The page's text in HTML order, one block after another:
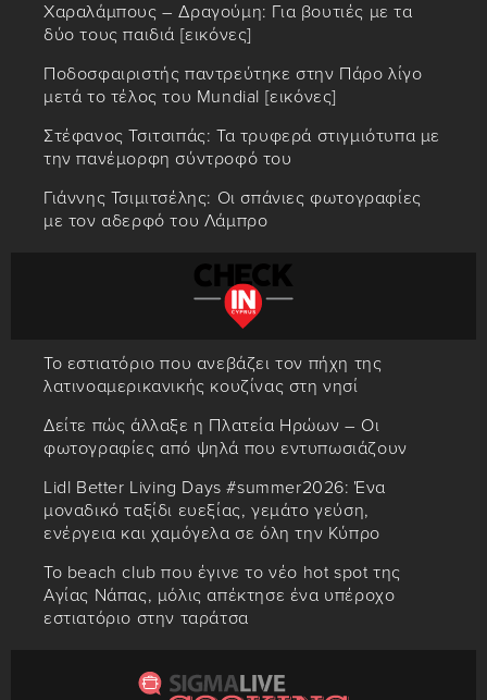
Χαραλάμπους – Δραγούμη: Για βουτιές με τα
δύο τους παιδιά [εικόνες]
Ποδοσφαιριστής παντρεύτηκε στην Πάρο λίγο
μετά το τέλος του Mundial [εικόνες]
Στέφανος Τσιτσιπάς: Τα τρυφερά στιγμιότυπα με
την πανέμορφη σύντροφό του
Γιάννης Τσιμιτσέλης: Οι σπάνιες φωτογραφίες
με τον αδερφό του Λάμπρο
Το εστιατόριο που ανεβάζει τον πήχη της
λατινοαμερικανικής κουζίνας στη νησί
Δείτε πώς άλλαξε η Πλατεία Ηρώων – Οι
φωτογραφίες από ψηλά που εντυπωσιάζουν
Lidl Better Living Days #summer2026: Ένα
μοναδικό ταξίδι ευεξίας, γεμάτο γεύση,
ενέργεια και χαμόγελα σε όλη την Κύπρο
Το beach club που έγινε το νέο hot spot της
Αγίας Νάπας, μόλις απέκτησε ένα υπέροχο
εστιατόριο στην ταράτσα